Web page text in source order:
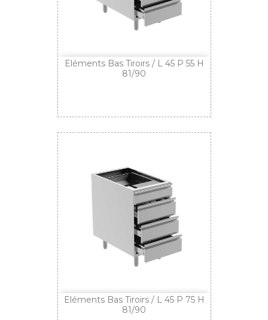
Eléments Bas Tiroirs / L 45 P 55 H
81/90
Eléments Bas Tiroirs / L 45 P 75 H
81/90